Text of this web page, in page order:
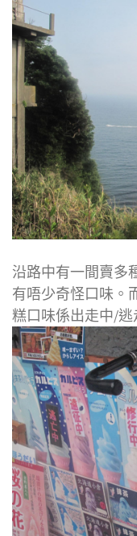
沿路中有一間賣多
有唔少奇怪口味。
糕口味係出走中/